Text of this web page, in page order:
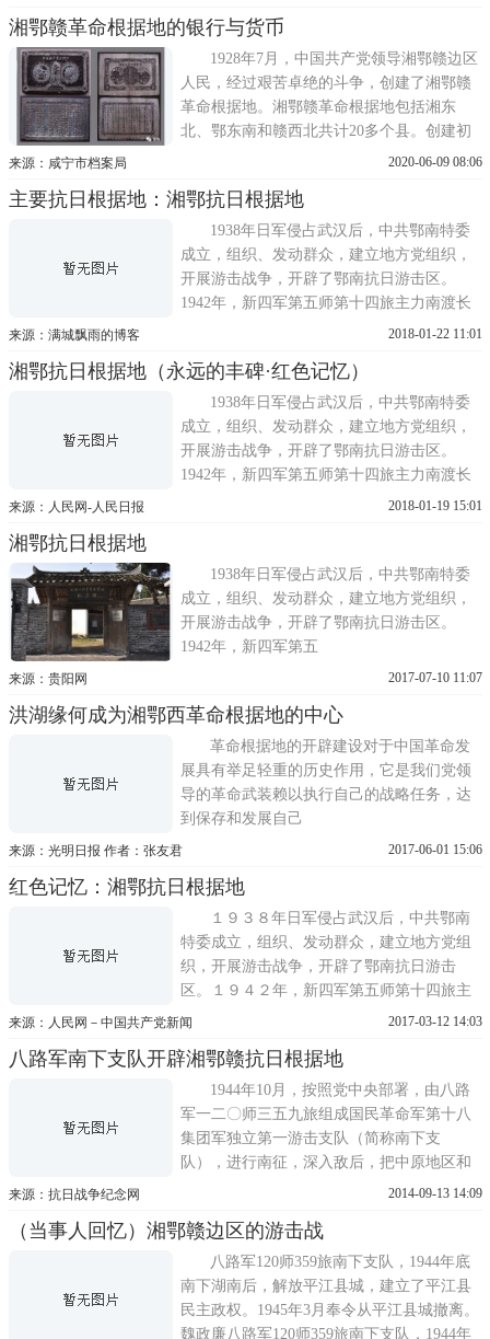
中国革命历史中占有重要地位，为中国革命
作出了巨大贡献。湘鄂川黔革命根据地的形
成发展湘鄂川黔革命
湘鄂赣革命根据地的银行与货币
1928年7月，中国共产党领导湘鄂赣边区
人民，经过艰苦卓绝的斗争，创建了湘鄂赣
革命根据地。湘鄂赣革命根据地包括湘东
北、鄂东南和赣西北共计20多个县。创建初
期，各县的一些地区相继成立了苏维埃政
都成立了苏维埃政府，合并了原来的农民银
行，建立了县级工农兵银行或工农银行;1931
年9月，湘鄂赣苏维埃政府成立
来源：咸宁市档案局 2020-06-09 08:06
主要抗日根据地：湘鄂抗日根据地
1938年日军侵占武汉后，中共鄂南特委
成立，组织、发动群众，建立地方党组织，
开展游击战争，开辟了鄂南抗日游击区。
1942年，新四军第五师第十四旅主力南渡长
江，建立了以大幕山为中心的鄂南抗日根据
地，部队除留一部坚持当地游击战争外，主
力部队撤退鄂中，打退了敌人多次进攻，在
极端困难中坚持了抗日阵地。1944年日...
来源：满城飘雨的博客 2018-01-22 11:01
湘鄂抗日根据地（永远的丰碑·红色记忆）
1938年日军侵占武汉后，中共鄂南特委
成立，组织、发动群众，建立地方党组织，
开展游击战争，开辟了鄂南抗日游击区。
1942年，新四军第五师第十四旅主力南渡长
江，建立了以大幕山为中心的鄂南抗日根据
力部队撤退鄂中，打退了敌人多次进攻，在
极端困难中坚持了抗日阵地。1944年日...
来源：人民网-人民日报 2018-01-19 15:01
湘鄂抗日根据地
1938年日军侵占武汉后，中共鄂南特委
成立，组织、发动群众，建立地方党组织，
开展游击战争，开辟了鄂南抗日游击区。
1942年，新四军第五
来源：贵阳网 2017-07-10 11:07
洪湖缘何成为湘鄂西革命根据地的中心
革命根据地的开辟建设对于中国革命发
展具有举足轻重的历史作用，它是我们党领
导的革命武装赖以执行自己的战略任务，达
到保存和发展自己
来源：光明日报 作者：张友君 2017-06-01 15:06
红色记忆：湘鄂抗日根据地
１９３８年日军侵占武汉后，中共鄂南
特委成立，组织、发动群众，建立地方党组
织，开展游击战争，开辟了鄂南抗日游击
区。１９４２年，新四军第五师第十四旅主
力南渡长江，建立了以大幕山为中心的鄂南
来源：人民网－中国共产党新闻 2017-03-12 14:03
八路军南下支队开辟湘鄂赣抗日根据地
1944年10月，按照党中央部署，由八路
军一二〇师三五九旅组成国民革命军第十八
集团军独立第一游击支队（简称南下支
队），进行南征，深入敌后，把中原地区和
广东地区联接起来，建立湘鄂赣粤抗日民主
来源：抗日战争纪念网 2014-09-13 14:09
（当事人回忆）湘鄂赣边区的游击战
八路军120师359旅南下支队，1944年底
南下湖南后，解放平江县城，建立了平江县
民主政权。1945年3月奉令从平江县城撤离。
魏政廉八路军120师359旅南下支队，1944年